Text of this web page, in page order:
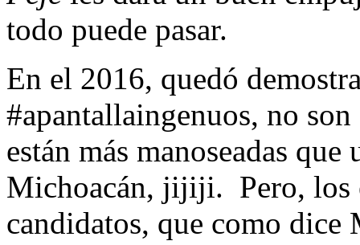
todo puede pasar.
En el 2016, quedó
#apantallaingenuos, no
están más manoseadas
Michoacán, jijiji. Pero, los
candidatos, que como dice